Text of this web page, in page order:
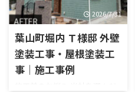
横須賀市平作 横須賀市森崎
横須賀市野比 横須賀市長沢
2026/7/31
葉山町堀内 Ｔ様邸 外壁
塗装工事・屋根塗装工
事｜施工事例